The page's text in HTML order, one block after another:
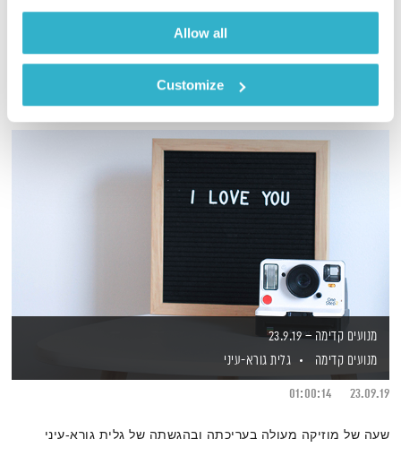
Allow all
Customize
מנועים קדימה – 23.9.19
מנועים קדימה
גלית גורא-עיני
23.09.19
01:00:14
שעה של מוזיקה מעולה בעריכתה ובהגשתה של גלית גורא-עיני